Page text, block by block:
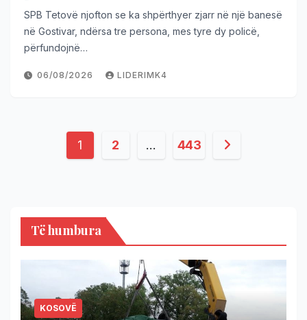
SPB Tetovë njofton se ka shpërthyer zjarr në një banesë
në Gostivar, ndërsa tre persona, mes tyre dy policë,
përfundojnë…
06/08/2026 LIDERIMK4
1 2 … 443
Të humbura
KOSOVË